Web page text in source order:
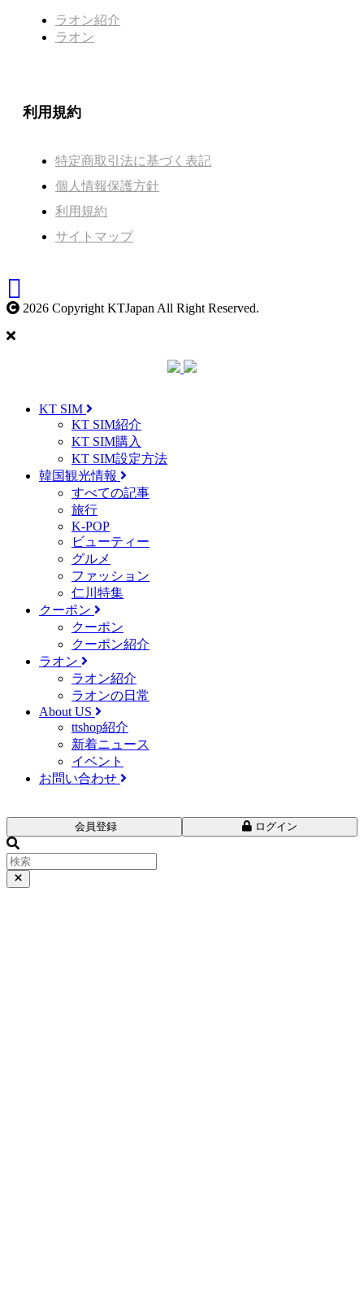
ラオン紹介
ラオン
利用規約
特定商取引法に基づく表記
個人情報保護方針
利用規約
サイトマップ
2026 Copyright KTJapan All Right Reserved.
KT SIM
KT SIM紹介
KT SIM購入
KT SIM設定方法
韓国観光情報
すべての記事
旅行
K-POP
ビューティー
グルメ
ファッション
仁川特集
クーポン
クーポン
クーポン紹介
ラオン
ラオン紹介
ラオンの日常
About US
ttshop紹介
新着ニュース
イベント
お問い合わせ
会員登録 ログイン